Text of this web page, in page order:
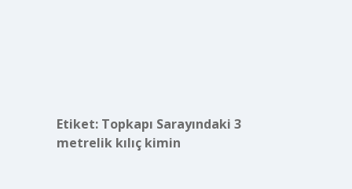
Etiket: Topkapı Sarayındaki 3
metrelik kılıç kimin